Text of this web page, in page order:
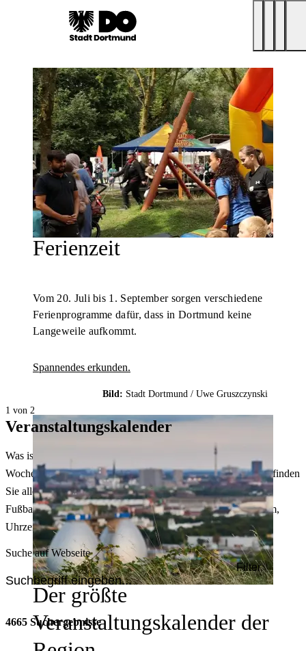
Ferienzeit
Vom 20. Juli bis 1. September sorgen verschiedene
Ferienprogramme dafür, dass in Dortmund keine
Langeweile aufkommt.
Spannendes erkunden.
Bild: Stadt Dortmund / Uwe Gruszczynski
Der größte
Veranstaltungskalender der
1 von 2
Veranstaltungskalender
Was ist heute in Dortmund los? Welche Konzerte gibt es am
Wochenende? Im größten Veranstaltungskalender Dortmunds finden
Sie alle Events – von der Stadt- oder Museumsführung übers
Fußballspiel bis zum Flohmarkt. Sie können dabei nach Datum,
Uhrzeit, Ort oder Art der Veranstaltung auswählen. Viel Spaß!
Suche auf Webseite
Filter
4665 Suchergebnisse